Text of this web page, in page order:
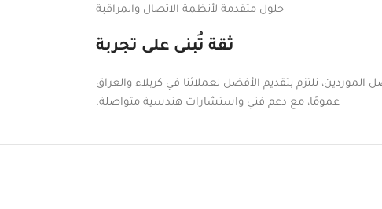
حلول متقدمة لأنظمة الاتصال والمراقبة
ثقة تُبنى على تجربة
الموردين، نلتزم بتقديم الأفضل لعملائنا في كربلاء والعراق
عمومًا، مع دعم فني واستشارات هندسية متواصلة.